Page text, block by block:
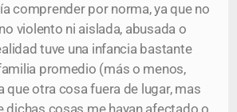
comprender por norma, ya que no
violento ni aislada, abusada o
tuve una infancia bastante
promedio (más o menos,
que otra cosa fuera de lugar, mas
dichas cosas me hayan afectado o